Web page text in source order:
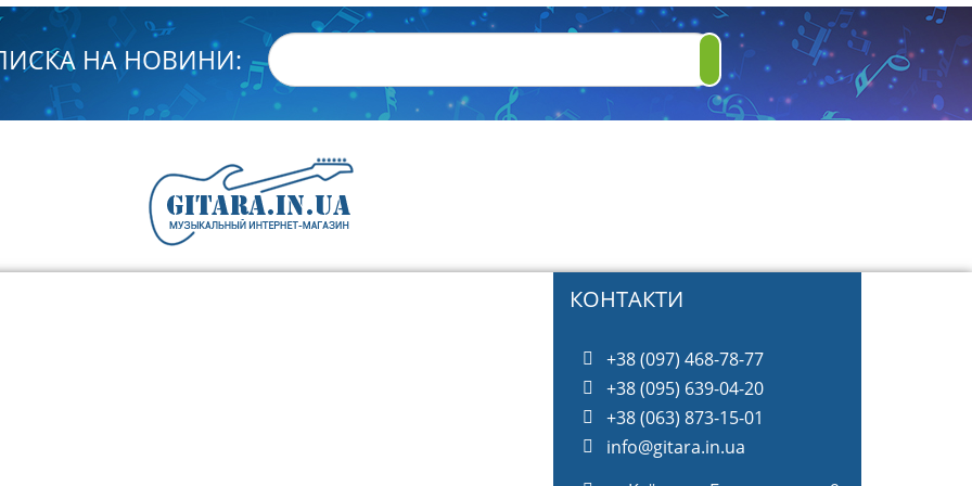
НА НОВИНИ:
КОНТАКТИ
+38 (097) 468-78-77
+38 (095) 639-04-20
+38 (063) 873-15-01
info@gitara.in.ua